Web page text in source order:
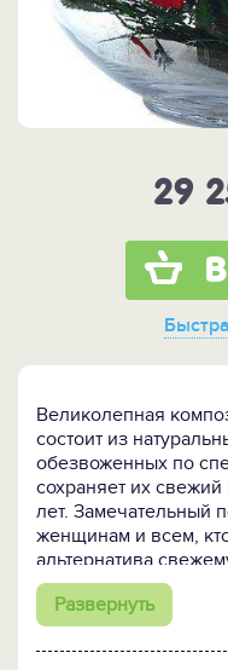
29
Великолепная
состоит из
обезвоженных по
сохраняет их
лет. Замечательный
женщинам и всем,
альтернатива
интерьеру дома или
Развернуть